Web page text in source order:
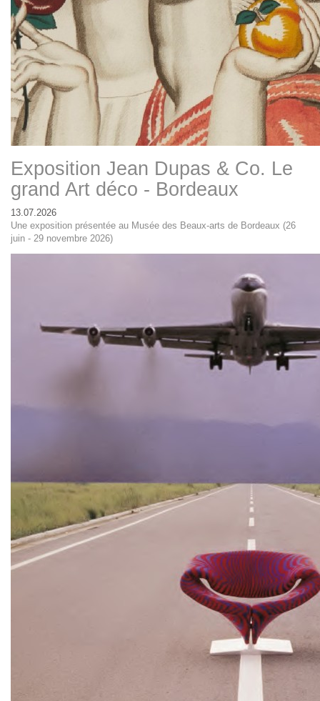
Exposition Jean Dupas & Co. Le
grand Art déco - Bordeaux
13.07.2026
Une exposition présentée au Musée des Beaux-arts de Bordeaux (26
juin - 29 novembre 2026)